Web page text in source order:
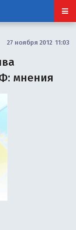
27 ноября 2012 11:03
мнения